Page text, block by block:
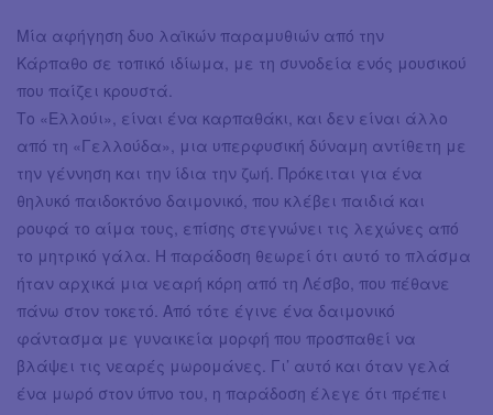
Μία αφήγηση δυο λαϊκών παραμυθιών από την
Κάρπαθο σε τοπικό ιδίωμα, με τη συνοδεία ενός μουσικού
που παίζει κρουστά.
Το «Ελλούι», είναι ένα καρπαθάκι, και δεν είναι άλλο
από τη «Γελλούδα», μια υπερφυσική δύναμη αντίθετη με
την γέννηση και την ίδια την ζωή. Πρόκειται για ένα
θηλυκό παιδοκτόνο δαιμονικό, που κλέβει παιδιά και
ρουφά το αίμα τους, επίσης στεγνώνει τις λεχώνες από
το μητρικό γάλα. Η παράδοση θεωρεί ότι αυτό το πλάσμα
ήταν αρχικά μια νεαρή κόρη από τη Λέσβο, που πέθανε
πάνω στον τοκετό. Από τότε έγινε ένα δαιμονικό
φάντασμα με γυναικεία μορφή που προσπαθεί να
βλάψει τις νεαρές μωρομάνες. Γι’ αυτό και όταν γελά
ένα μωρό στον ύπνο του, η παράδοση έλεγε ότι πρέπει